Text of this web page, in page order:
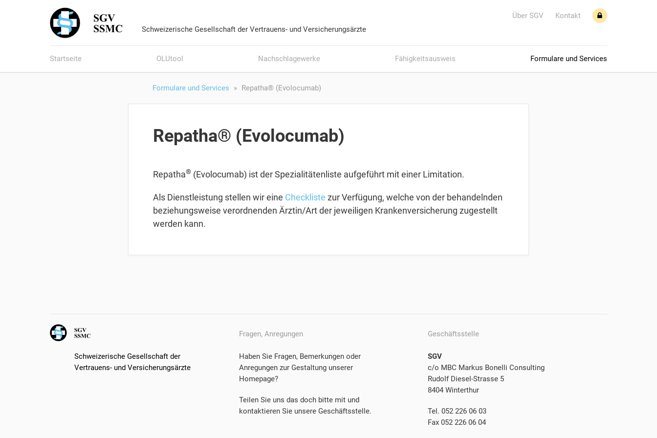
Über SGV
Kontakt
Schweizerische Gesellschaft der Vertrauens- und Versicherungsärzte
Startseite OLUtool Nachschlagewerke Fähigkeitsausweis Formulare und Services
Formulare und Services Repatha® (Evolocumab)
Repatha® (Evolocumab)
Repatha® (Evolocumab) ist der Spezialitätenliste aufgeführt mit einer Limitation.
Als Dienstleistung stellen wir eine Checkliste zur Verfügung, welche von der behandelnden
beziehungsweise verordnenden Ärztin/Art der jeweiligen Krankenversicherung zugestellt
werden kann.
Schweizerische Gesellschaft der
Vertrauens- und Versicherungsärzte
Fragen, Anregungen
Haben Sie Fragen, Bemerkungen oder
Anregungen zur Gestaltung unserer
Homepage?
Teilen Sie uns das doch bitte mit und
kontaktieren Sie unsere Geschäftsstelle.
Geschäftsstelle
SGV
c/o MBC Markus Bonelli Consulting
Rudolf Diesel-Strasse 5
8404 Winterthur
Tel. 052 226 06 03
Fax 052 226 06 04